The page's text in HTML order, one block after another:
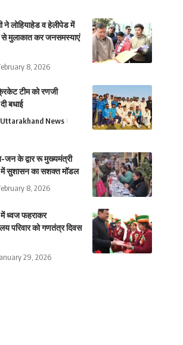
ने लोहियाहेड व हेलीपेड में
से मुलाकात कर जनसमस्याएं
8, 2026
टीम को रणजी
बधाई
Uttarakhand News
के द्वार रू मुख्यमंत्री
में सुशासन का सशक्त मॉडल
8, 2026
ध्वज फहराकर
परिवार को गणतंत्र दिवस
29, 2026